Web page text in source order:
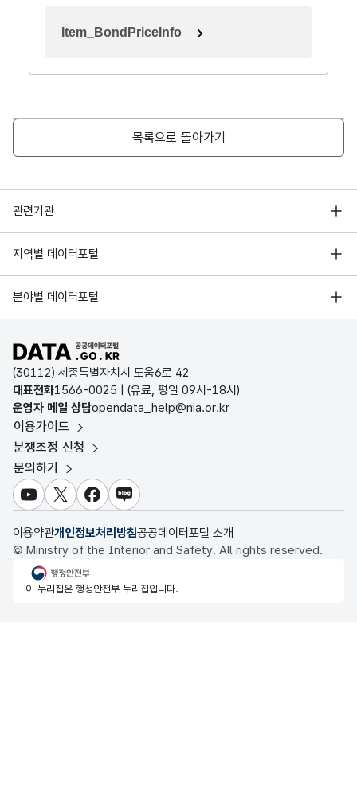
Item_BondPriceInfo
목록으로 돌아가기
관련기관
행정안전부
한국지능정보사회진흥원
국가정보자원관리원
지역별 데이터포털
서울 열린데이터광장
경기데이터드림
D-데이터허브
인천데이터포털
울산광역시 데이터포털
전남광주통합특별시 빅데이터 플랫폼
대전광역시 데이터포털
세종특별자치시 데이터포털
충청북도 데이터허브
분야별 데이터포털
기상자료개방포털
국토교통부 공간정보오픈플랫폼
환경부 환경데이터포털
문화데이터광장
농림축산식품 공공데이터포털
보건의료빅데이터개방시스템
식품의약품안전처 데이터포털
교육통계서비스
공공데이터포털 바로가기
(30112) 세종특별자치시 도움6로 42
대표전화1566-0025 | (유료, 평일 09시-18시)
운영자 메일 상담opendata_help@nia.or.kr
이용가이드
분쟁조정 신청
문의하기
유튜브X 페이스북
블로그
이용약관개인정보처리방침공공데이터포털 소개
© Ministry of the Interior and Safety. All rights reserved.
행정안전부
이 누리집은 행정안전부 누리집입니다.